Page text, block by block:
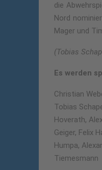
die
Nord
Mager und
(Tobias
Es werden
Christian
Tobias
Hoverath,
Geiger, Felix
Humpa,
Tiemesmann